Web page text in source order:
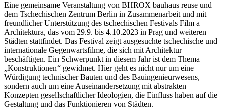
Eine gemeinsame Veranstaltung von BHROX bauhaus reuse und
dem Tschechischen Zentrum Berlin in Zusammenarbeit und mit
freundlicher Unterstützung des tschechischen Festivals Film a
Architektura, das vom 29.9. bis 4.10.2023 in Prag und weiteren
Städten stattfindet. Das Festival zeigt ausgesuchte tschechische und
internationale Gegenwartsfilme, die sich mit Architektur
beschäftigen. Ein Schwerpunkt in diesem Jahr ist dem Thema
„Konstruktionen“ gewidmet. Hier geht es nicht nur um eine
Würdigung technischer Bauten und des Bauingenieurwesens,
sondern auch um eine Auseinandersetzung mit abstrakten
Konzepten gesellschaftlicher Ideologien, die Einfluss haben auf die
Gestaltung und das Funktionieren von Städten.